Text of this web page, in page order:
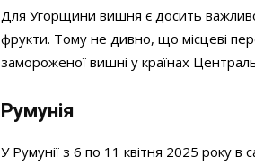
Для Угорщини вишня є досить
фрукти. Тому не дивно, що місцеві
замороженої вишні у країнах
Румунія
У Румунії з 6 по 11 квітня 2025 року в